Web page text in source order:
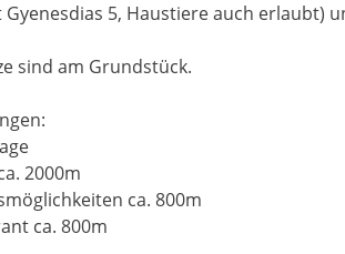
Gyenesdias 5, Haustiere auch erlaubt)
sind am Grundstück.
2000m
ca. 800m
ca. 800m